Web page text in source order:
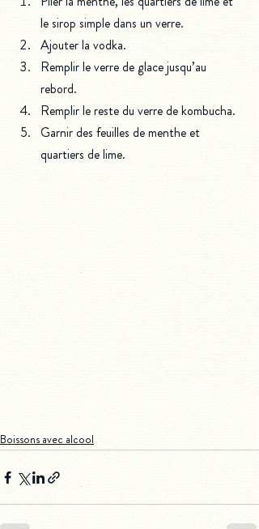
le sirop simple dans un verre.
Ajouter la vodka.
Remplir le verre de glace jusqu’au
rebord.
Remplir le reste du verre de kombucha.
Garnir des feuilles de menthe et
quartiers de lime.
Boissons avec alcool